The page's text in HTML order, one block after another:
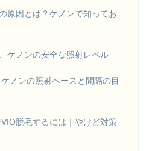
原因とは？ケノンで知ってお
ケノンの安全な照射レベル
ノンの照射ペースと間隔の目
脱毛するには｜やけど対策